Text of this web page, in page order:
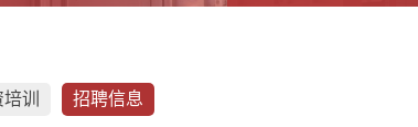
训 招聘信息